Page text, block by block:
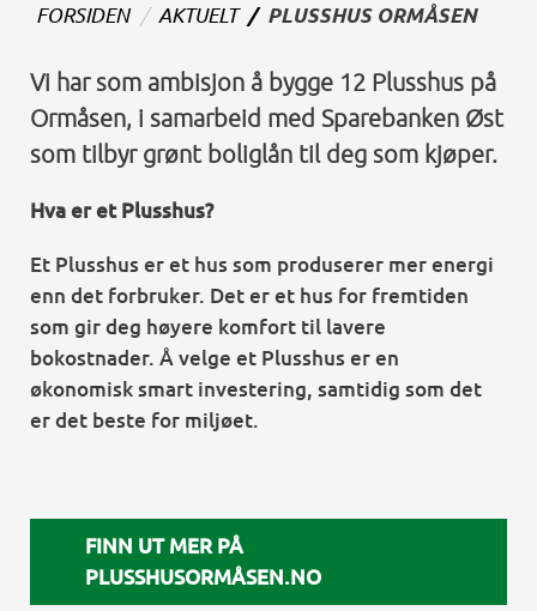
FORSIDEN AKTUELT PLUSSHUS ORMÅSEN
Vi har som ambisjon å bygge 12 Plusshus på
Ormåsen, i samarbeid med Sparebanken Øst
som tilbyr grønt boliglån til deg som kjøper.
Hva er et Plusshus?
Et Plusshus er et hus som produserer mer energi
enn det forbruker. Det er et hus for fremtiden
som gir deg høyere komfort til lavere
bokostnader. Å velge et Plusshus er en
økonomisk smart investering, samtidig som det
er det beste for miljøet.
FINN UT MER PÅ
PLUSSHUSORMÅSEN.NO